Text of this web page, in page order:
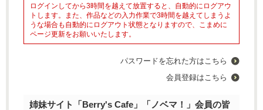
ログインしてから3時間を越えて放置すると、自動的にログアウ
トします。また、作品などの入力作業で3時間を越えてしまうよ
うな場合も自動的にログアウト状態となりますので、こまめに
ページ更新をお願いいたします。
パスワードを忘れた方はこちら
会員登録はこちら
姉妹サイト「Berry's Cafe」「ノベマ！」会員の皆